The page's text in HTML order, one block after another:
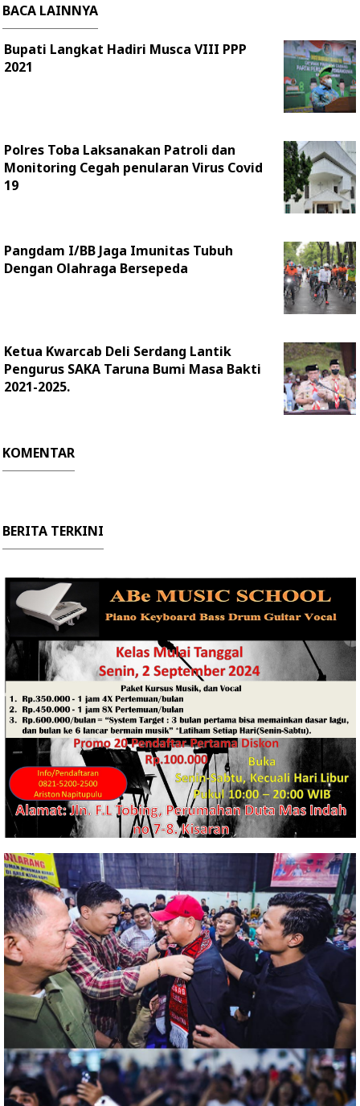
BACA LAINNYA
Bupati Langkat Hadiri Musca VIII PPP
2021
Polres Toba Laksanakan Patroli dan
Monitoring Cegah penularan Virus Covid
19
Pangdam I/BB Jaga Imunitas Tubuh
Dengan Olahraga Bersepeda
Ketua Kwarcab Deli Serdang Lantik
Pengurus SAKA Taruna Bumi Masa Bakti
2021-2025.
KOMENTAR
BERITA TERKINI